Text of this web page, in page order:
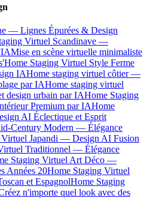
— Lignes Épurées & Design
Virtuel Scandinave —
Mise en scène virtuelle minimaliste
Home Staging Virtuel Style Ferme
IAHome staging virtuel côtier —
par IAHome staging virtuel
design urbain par IAHome Staging
Premium par IAHome
AI Éclectique et Esprit
Century Modern — Élégance
Virtuel Japandi — Design AI Fusion
Traditionnel — Élégance
Staging Virtuel Art Déco —
Années 20Home Staging Virtuel
et EspagnolHome Staging
n'importe quel look avec des